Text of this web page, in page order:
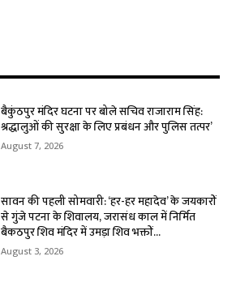
बैकुंठपुर मंदिर घटना पर बोले सचिव राजाराम सिंह:
श्रद्धालुओं की सुरक्षा के लिए प्रबंधन और पुलिस तत्पर’
August 7, 2026
सावन की पहली सोमवारी: ‘हर-हर महादेव’ के जयकारों
से गुंजे पटना के शिवालय, जरासंध काल में निर्मित
बैकठपुर शिव मंदिर में उमड़ा शिव भक्तों...
August 3, 2026